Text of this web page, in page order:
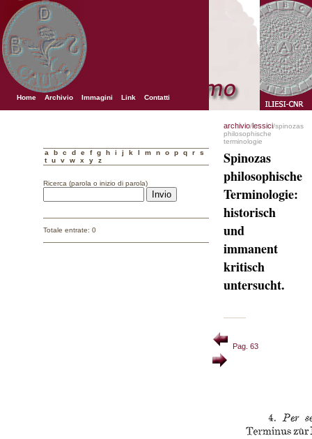
Home Archivio Immagini Link Contatti
a b c d e f g h i j k l m n o p q r
s
t
u v w x y z
Ricerca (parola o inizio di parola)
Totale entrate: 0
archivio/lessici/spinozas
philosophische
terminologie
Spinozas
philosophische
Terminologie:
historisch
und
immanent
kritisch
untersucht.
Pag. 63